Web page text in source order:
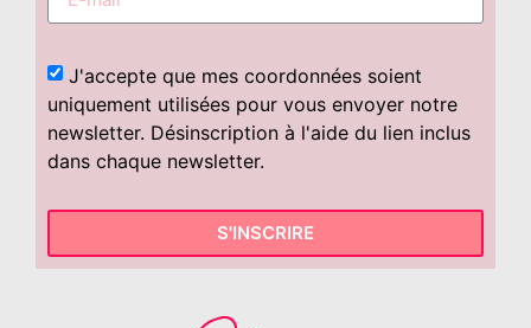
J'accepte que mes coordonnées soient
uniquement utilisées pour vous envoyer notre
newsletter. Désinscription à l'aide du lien inclus
dans chaque newsletter.
S'INSCRIRE